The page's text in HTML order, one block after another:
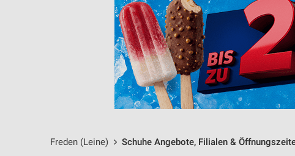
Freden (Leine) Schuhe Angebote, Filialen &